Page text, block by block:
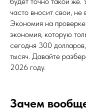
часто вносит свои, не
Экономия на
экономия, которую
сегодня 300
тысяч. Давайте
2026 году.
Зачем